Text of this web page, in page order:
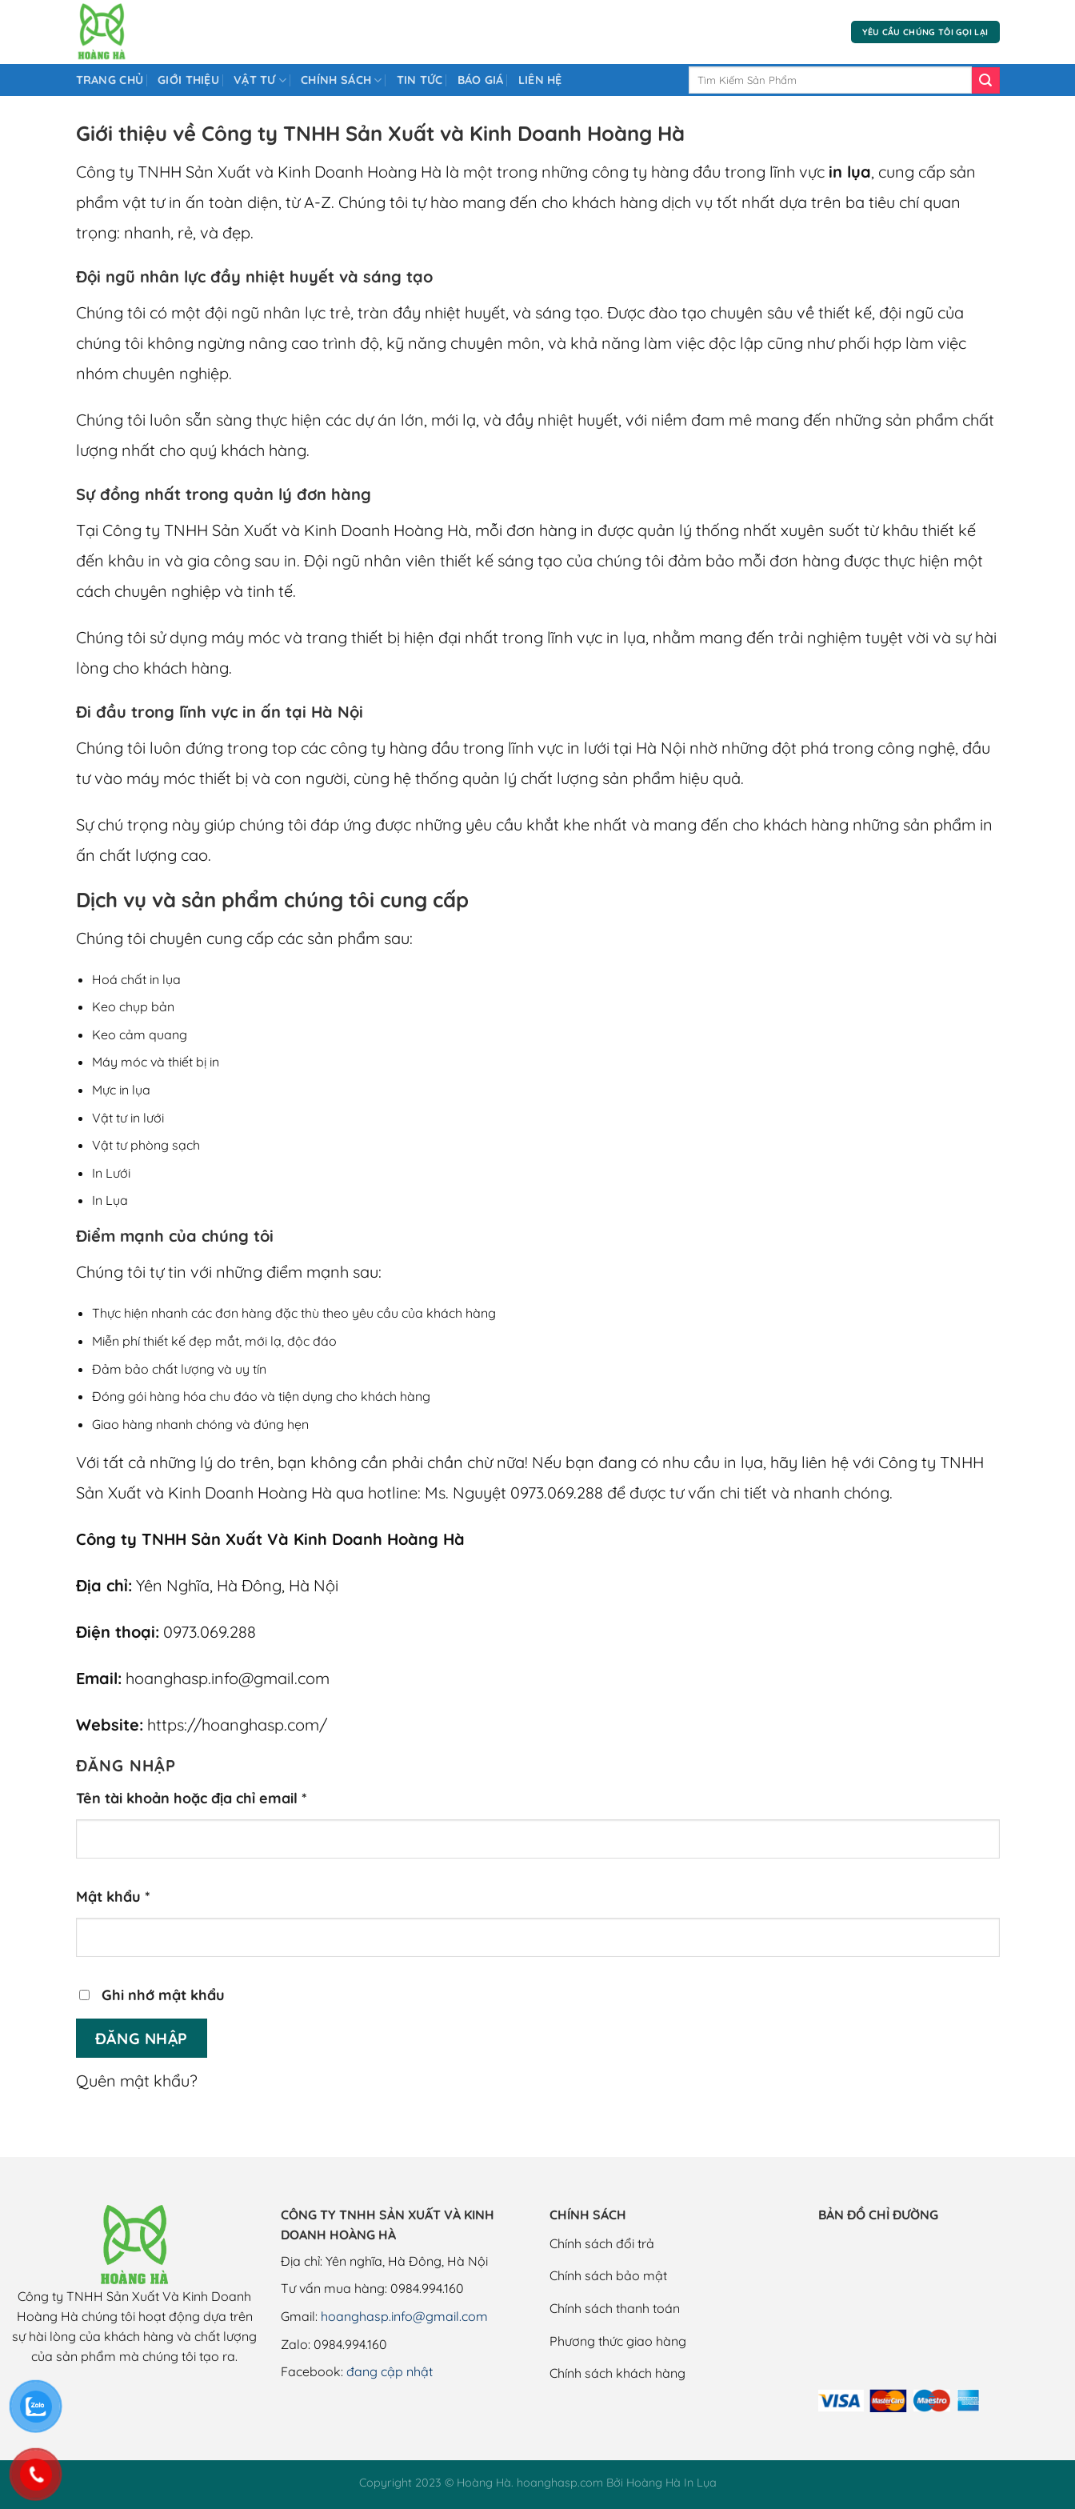
YÊU CẦU CHÚNG TÔI GỌI LẠI
TRANG CHỦ GIỚI THIỆU VẬT TƯ CHÍNH SÁCH TIN TỨC BÁO GIÁ LIÊN HỆ
Tìm
Giới thiệu về Công ty TNHH Sản Xuất và Kinh Doanh Hoàng Hà
Công ty TNHH Sản Xuất và Kinh Doanh Hoàng Hà là một trong những công ty hàng đầu trong lĩnh vực in lụa, cung cấp sản
phẩm vật tư in ấn toàn diện, từ A-Z. Chúng tôi tự hào mang đến cho khách hàng dịch vụ tốt nhất dựa trên ba tiêu chí quan
trọng: nhanh, rẻ, và đẹp.
Đội ngũ nhân lực đầy nhiệt huyết và sáng tạo
Chúng tôi có một đội ngũ nhân lực trẻ, tràn đầy nhiệt huyết, và sáng tạo. Được đào tạo chuyên sâu về thiết kế, đội ngũ của
chúng tôi không ngừng nâng cao trình độ, kỹ năng chuyên môn, và khả năng làm việc độc lập cũng như phối hợp làm việc
nhóm chuyên nghiệp.
Chúng tôi luôn sẵn sàng thực hiện các dự án lớn, mới lạ, và đầy nhiệt huyết, với niềm đam mê mang đến những sản phẩm chất
lượng nhất cho quý khách hàng.
Sự đồng nhất trong quản lý đơn hàng
Tại Công ty TNHH Sản Xuất và Kinh Doanh Hoàng Hà, mỗi đơn hàng in được quản lý thống nhất xuyên suốt từ khâu thiết kế
đến khâu in và gia công sau in. Đội ngũ nhân viên thiết kế sáng tạo của chúng tôi đảm bảo mỗi đơn hàng được thực hiện một
cách chuyên nghiệp và tinh tế.
Chúng tôi sử dụng máy móc và trang thiết bị hiện đại nhất trong lĩnh vực in lụa, nhằm mang đến trải nghiệm tuyệt vời và sự hài
lòng cho khách hàng.
Đi đầu trong lĩnh vực in ấn tại Hà Nội
Chúng tôi luôn đứng trong top các công ty hàng đầu trong lĩnh vực in lưới tại Hà Nội nhờ những đột phá trong công nghệ, đầu
tư vào máy móc thiết bị và con người, cùng hệ thống quản lý chất lượng sản phẩm hiệu quả.
Sự chú trọng này giúp chúng tôi đáp ứng được những yêu cầu khắt khe nhất và mang đến cho khách hàng những sản phẩm in
ấn chất lượng cao.
Dịch vụ và sản phẩm chúng tôi cung cấp
Chúng tôi chuyên cung cấp các sản phẩm sau:
Hoá chất in lụa
Keo chụp bản
Keo cảm quang
Máy móc và thiết bị in
Mực in lụa
Vật tư in lưới
Vật tư phòng sạch
In Lưới
In Lụa
Điểm mạnh của chúng tôi
Chúng tôi tự tin với những điểm mạnh sau:
Thực hiện nhanh các đơn hàng đặc thù theo yêu cầu của khách hàng
Miễn phí thiết kế đẹp mắt, mới lạ, độc đáo
Đảm bảo chất lượng và uy tín
Đóng gói hàng hóa chu đáo và tiện dụng cho khách hàng
Giao hàng nhanh chóng và đúng hẹn
Với tất cả những lý do trên, bạn không cần phải chần chừ nữa! Nếu bạn đang có nhu cầu in lụa, hãy liên hệ với Công ty TNHH
Sản Xuất và Kinh Doanh Hoàng Hà qua hotline: Ms. Nguyệt 0973.069.288 để được tư vấn chi tiết và nhanh chóng.
Công ty TNHH Sản Xuất Và Kinh Doanh Hoàng Hà
Địa chỉ: Yên Nghĩa, Hà Đông, Hà Nội
Điện thoại: 0973.069.288
Email: hoanghasp.info@gmail.com
Website: https://hoanghasp.com/
ĐĂNG NHẬP
Tên tài khoản hoặc địa chỉ email *Bắt
Mật khẩu *Bắt
Ghi nhớ mật khẩu
ĐĂNG NHẬP
Quên mật khẩu?
Công ty TNHH Sản Xuất Và Kinh Doanh
Hoàng Hà chúng tôi hoạt động dựa trên
sự hài lòng của khách hàng và chất lượng
của sản phẩm mà chúng tôi tạo ra.
CÔNG TY TNHH SẢN XUẤT VÀ KINH
DOANH HOÀNG HÀ
Địa chỉ: Yên nghĩa, Hà Đông, Hà Nội
Tư vấn mua hàng: 0984.994.160
Gmail: hoanghasp.info@gmail.com
Zalo: 0984.994.160
Facebook: đang cập nhật
CHÍNH SÁCH
Chính sách đổi trả
Chính sách bảo mật
Chính sách thanh toán
Phương thức giao hàng
Chính sách khách hàng
BẢN ĐỒ CHỈ ĐƯỜNG
Copyright 2023 © Hoàng Hà. hoanghasp.com Bởi Hoàng Hà In Lụa